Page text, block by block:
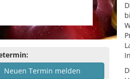
Neuen Termin melden